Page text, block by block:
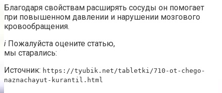
Благодаря свойствам расширять сосуды он помогает
при повышенном давлении и нарушении мозгового
кровообращения.
i Пожалуйста оцените статью,
мы старались:
Источник: https://tyubik.net/tabletki/710-ot-chego-
naznachayut-kurantil.html